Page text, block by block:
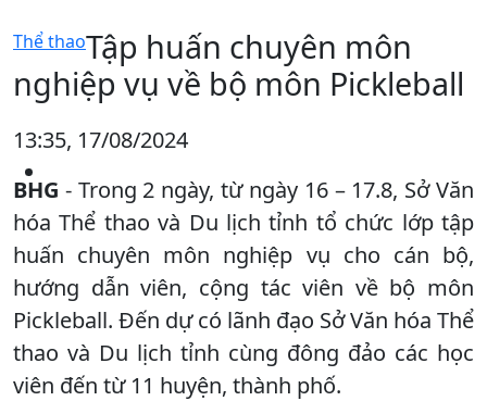
Thể thaoTập huấn chuyên môn
nghiệp vụ về bộ môn Pickleball
13:35, 17/08/2024
BHG - Trong 2 ngày, từ ngày 16 – 17.8, Sở Văn
hóa Thể thao và Du lịch tỉnh tổ chức lớp tập
huấn chuyên môn nghiệp vụ cho cán bộ,
hướng dẫn viên, cộng tác viên về bộ môn
Pickleball. Đến dự có lãnh đạo Sở Văn hóa Thể
thao và Du lịch tỉnh cùng đông đảo các học
viên đến từ 11 huyện, thành phố.